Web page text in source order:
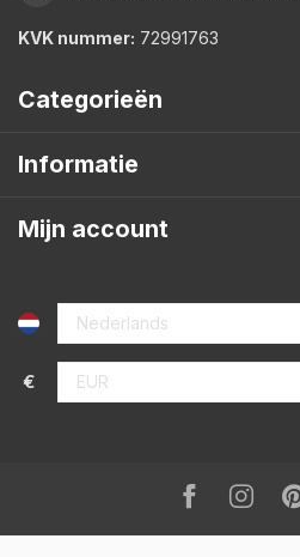
KVK nummer: 72991763
Categorieën
Informatie
Mijn account
€